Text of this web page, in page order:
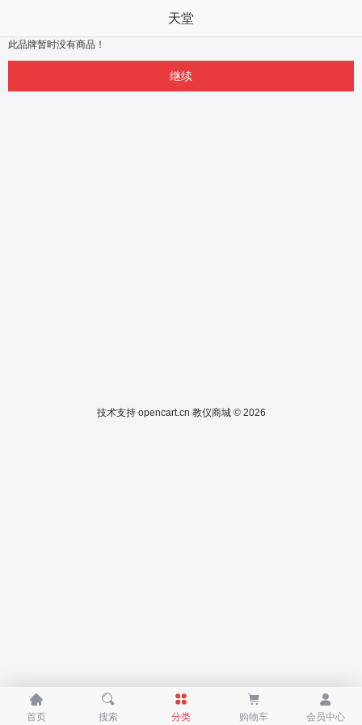
天堂
此品牌暂时没有商品！
继续
技术支持 opencart.cn 教仪商城 © 2026

首页

搜索

分类

购物车

会员中心